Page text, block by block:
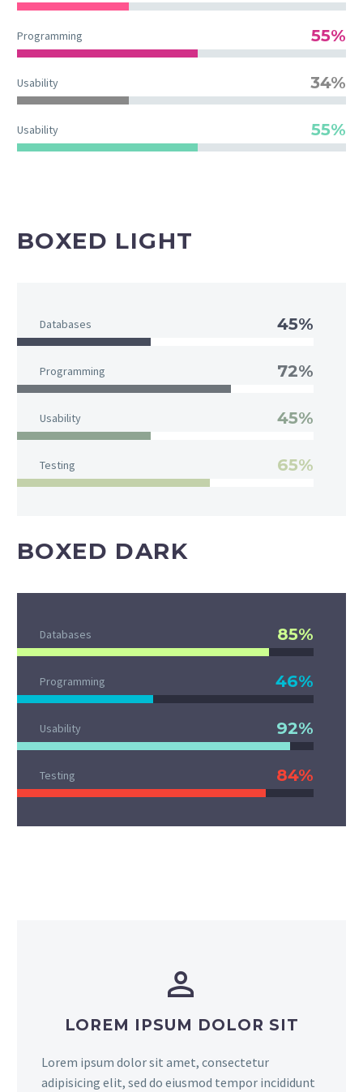
Programming 55%
Usability 34%
Usability 55%
BOXED LIGHT
Databases 45%
Programming 72%
Usability 45%
Testing 65%
BOXED DARK
Databases 85%
Programming 46%
Usability 92%
Testing 84%


LOREM IPSUM DOLOR SIT
Lorem ipsum dolor sit amet, consectetur
adipisicing elit, sed do eiusmod tempor incididunt